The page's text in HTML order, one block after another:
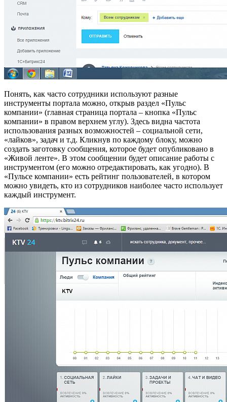
Понять, как часто сотрудники используют разные
инструменты портала можно, открыв раздел «Пульс
компании» (главная страница портала – кнопка «Пульс
компании» в правом верхнем углу). Здесь видна частота
использования разных возможностей – социальной сети,
«лайков», задач и т.д. Кликнув по каждому блоку, можно
создать заготовку сообщения, которое будет опубликовано в
«Живой ленте». В этом сообщении будет описание работы с
инструментом (его можно отредактировать, как угодно). В
«Пульсе компании» есть рейтинг пользователей, в котором
можно увидеть, кто из сотрудников наиболее часто использует
каждый инструмент.